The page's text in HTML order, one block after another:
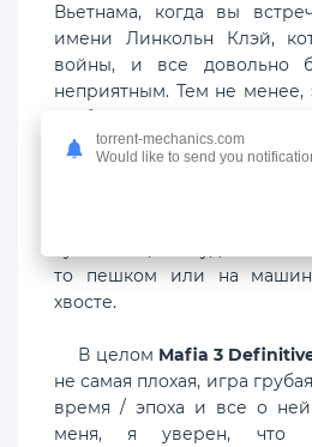
Вьетнама, когда вы
имени Линкольн Клэй,
войны, и все довольно
неприятным. Тем не менее,
чтобы выяснить, что
история очень хорошая и
чтобы продолжать играть
работаете, был на
то пешком или на
хвосте.
В целом Mafia 3
не самая плохая, игра
время / эпоха и все о
меня, я уверен, что
torrent-mechanics.com
Would like to send you